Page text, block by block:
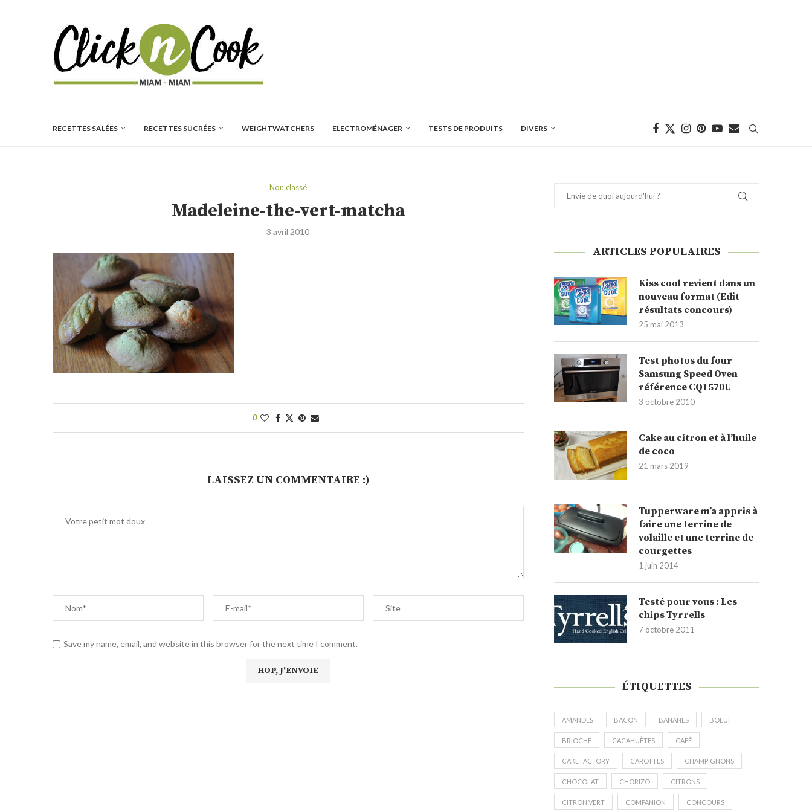
RECETTES SALÉES RECETTES SUCRÉES WEIGHTWATCHERS ELECTROMÉNAGER TESTS DE PRODUITS DIVERS
Non classé
Madeleine-the-vert-matcha
3 avril 2010
0
LAISSEZ UN COMMENTAIRE :)
Save my name, email, and website in this browser for the next time I comment.
ARTICLES POPULAIRES
Kiss cool revient dans un
nouveau format (Edit
résultats concours)
25 mai 2013
Test photos du four
Samsung Speed Oven
référence CQ1570U
3 octobre 2010
Cake au citron et à l’huile
de coco
21 mars 2019
Tupperware m’a appris à
faire une terrine de
volaille et une terrine de
courgettes
1 juin 2014
Testé pour vous : Les
chips Tyrrells
7 octobre 2011
ÉTIQUETTES
AMANDES BACON BANANES BOEUF
BRIOCHE CACAHUÈTES CAFÉ
CAKE FACTORY CAROTTES CHAMPIGNONS
CHOCOLAT CHORIZO CITRONS
CITRON VERT COMPANION CONCOURS